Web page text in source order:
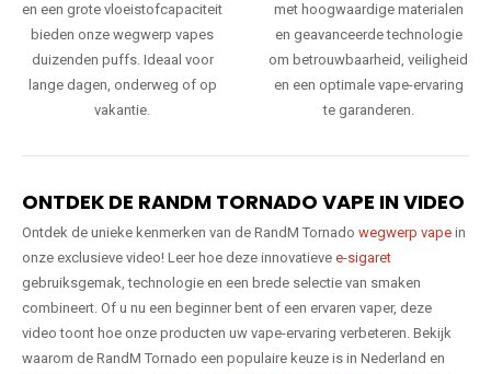
en een grote vloeistofcapaciteit
bieden onze wegwerp vapes
duizenden puffs. Ideaal voor
lange dagen, onderweg of op
vakantie.
met hoogwaardige materialen
en geavanceerde technologie
om betrouwbaarheid, veiligheid
en een optimale vape-ervaring
te garanderen.
ONTDEK DE RANDM TORNADO VAPE IN VIDEO
Ontdek de unieke kenmerken van de RandM Tornado wegwerp vape in
onze exclusieve video! Leer hoe deze innovatieve e-sigaret
gebruiksgemak, technologie en een brede selectie van smaken
combineert. Of u nu een beginner bent of een ervaren vaper, deze
video toont hoe onze producten uw vape-ervaring verbeteren. Bekijk
waarom de RandM Tornado een populaire keuze is in Nederland en